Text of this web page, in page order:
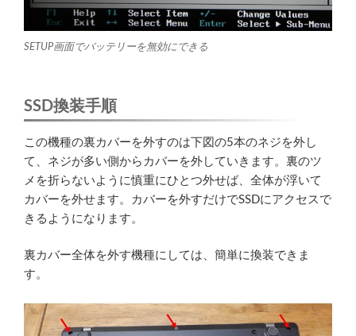
SETUP画面でバッテリーを無効にできる
SSD換装手順
この機種の裏カバーを外すのは下図の5本のネジを外し
て、ネジが多い側からカバーを外していきます。裏のツ
メを折らないように慎重にひとつ外せば、全体が浮いて
カバーを外せます。カバーを外すだけでSSDにアクセスで
きるようになります。
裏カバー全体を外す機種にしては、簡単に換装できま
す。